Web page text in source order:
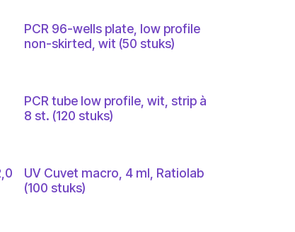
PCR 96-wells plate, low profile
non-skirted, wit (50 stuks)
PCR tube low profile, wit, strip à
8 st. (120 stuks)
UV Cuvet macro, 4 ml, Ratiolab
(100 stuks)